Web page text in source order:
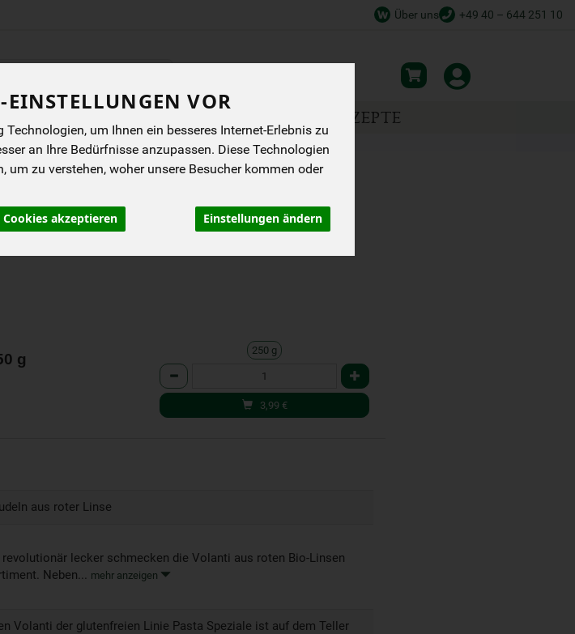
VOR
um Ihnen ein besseres Internet-Erlebnis zu
an Ihre Bedürfnisse anzupassen. Diese Technologien
zu verstehen, woher unsere Besucher kommen oder
Cookies akzeptieren Einstellungen ändern
+49 40 – 644 251 10
Über uns
REZEPTE
ROTE LINSEN
Byodo Volanti werden nur
Linsen verwendet. Diese
g
250 g
Anzahl
3,99 €
aus roter Linse
revolutionär lecker schmecken die Volanti aus roten Bio-Linsen
Neben... mehr anzeigen
Volanti der glutenfreien Linie Pasta Speziale ist auf dem Teller